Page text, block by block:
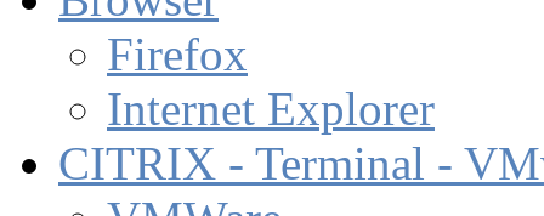
Firefox
Internet Explorer
CITRIX - Terminal -